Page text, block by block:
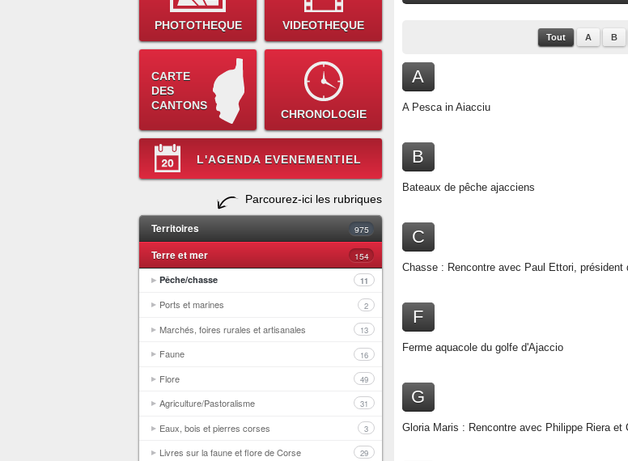
PHOTOTHEQUE VIDEOTHEQUE
CARTE
DES
CANTONS
CHRONOLOGIE
L'AGENDA EVENEMENTIEL
Parcourez-ici les rubriques
Territoires 975
Terre et mer
154
Pêche/chasse
11
Ports et marines 2
Marchés, foires rurales et artisanales 13
Faune 16
Flore 49
Agriculture/Pastoralisme 31
Eaux, bois et pierres corses 3
Livres sur la faune et flore de Corse 29
Tout A B
A
A Pesca in Aiacciu
B
Bateaux de pêche ajacciens
C
Chasse : Rencontre avec Paul Ettori,
F
Ferme aquacole du golfe d'Ajaccio
G
Gloria Maris : Rencontre avec Philippe Riera et